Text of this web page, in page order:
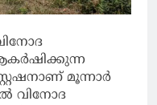
മൂന്നാര്‍
വിനോദ